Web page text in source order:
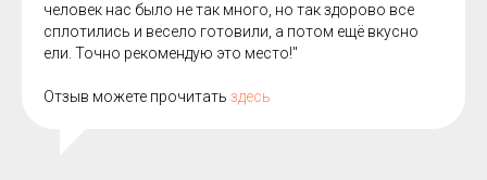
человек нас было не так много, но так здорово все
сплотились и весело готовили, а потом ещё вкусно
ели. Точно рекомендую это место!"
Отзыв можете прочитать здесь